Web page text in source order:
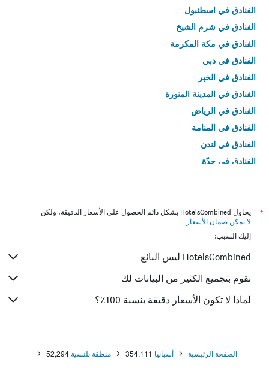
الفنادق في اسطنبول
الفنادق في شرم الشيخ
الفنادق في مكة المكرمة
الفنادق في دبي
الفنادق في الخبر
الفنادق في المدينة المنورة
الفنادق في الرياض
الفنادق في المنامة
الفنادق في لندن
الفنادق في جدّة
*
يحاول HotelsCombined بشكل دائم الحصول على الأسعار الدقيقة، ولكن
لا يمكن ضمان الأسعار .
إليك السبب:
HotelsCombined ليس البائع
نقوم بتجميع الكثير من البيانات لك
لماذا لا تكون الأسعار دقيقة بنسبة 100٪؟
الصفحة الرئيسية أسبانيا 354,111 منطقة بلنسية52,294